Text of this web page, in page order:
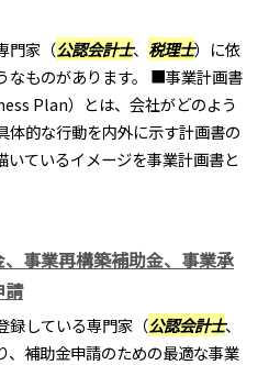
門家（公認会計士、 税理士）に依
なものがあります。 ■事業計画書
Plan）とは、会社がどのよう
体的な行動を内外に示す計画書の
いているイメージを事業計画書と
事業再構築補助金、事業承
請
録している専門家（公認会計士、
、補助金申請のための最適な事業